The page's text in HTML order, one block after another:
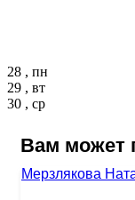
28 , пн
29 , вт
30 , ср
Вам может
Мерзлякова